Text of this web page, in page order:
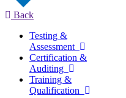
Back
Testing &
Assessment
Certification &
Auditing
Training &
Qualification